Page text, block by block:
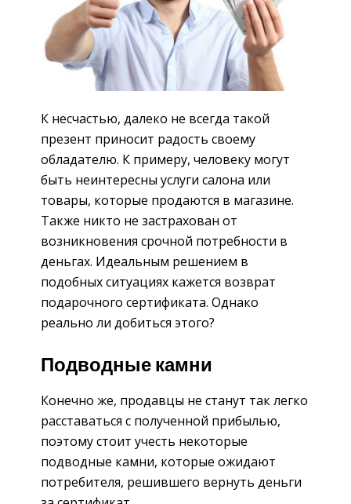
К несчастью, далеко не всегда такой
презент приносит радость своему
обладателю. К примеру, человеку могут
быть неинтересны услуги салона или
товары, которые продаются в магазине.
Также никто не застрахован от
возникновения срочной потребности в
деньгах. Идеальным решением в
подобных ситуациях кажется возврат
подарочного сертификата. Однако
реально ли добиться этого?
Подводные камни
Конечно же, продавцы не станут так легко
расставаться с полученной прибылью,
поэтому стоит учесть некоторые
подводные камни, которые ожидают
потребителя, решившего вернуть деньги